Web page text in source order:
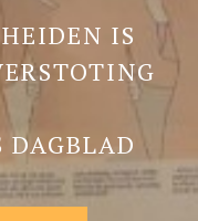
IS
DAGBLAD